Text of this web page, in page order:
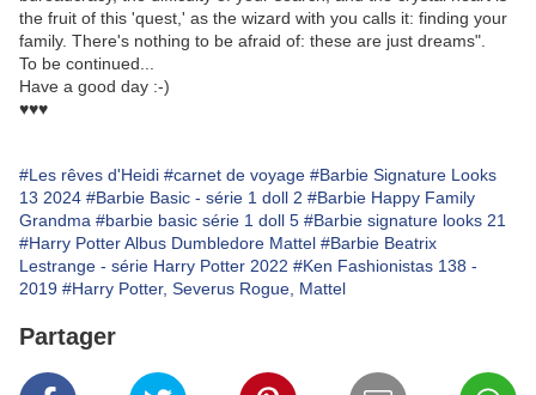
the fruit of this 'quest,' as the wizard with you calls it: finding your
family. There's nothing to be afraid of: these are just dreams".
To be continued...
Have a good day :-)
♥♥♥
#Les rêves d'Heidi #carnet de voyage #Barbie Signature Looks
13 2024 #Barbie Basic - série 1 doll 2 #Barbie Happy Family
Grandma #barbie basic série 1 doll 5 #Barbie signature looks 21
#Harry Potter Albus Dumbledore Mattel #Barbie Beatrix
Lestrange - série Harry Potter 2022 #Ken Fashionistas 138 -
2019 #Harry Potter, Severus Rogue, Mattel
Partager